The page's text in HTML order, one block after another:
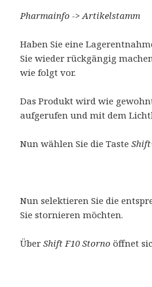
Pharmainfo -> Artikelstamm
Haben Sie eine
Sie wieder rückgängig
wie folgt vor.
Das Produkt wird wie
aufgerufen und mit dem
Nun wählen Sie die Taste
Nun selektieren Sie die
Sie stornieren möchten.
ÜberShift F10 Storno öffnet